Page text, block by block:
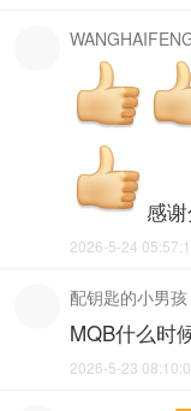
感
2026-5-24
配钥匙的小男孩
MQB什么时
2026-5-23